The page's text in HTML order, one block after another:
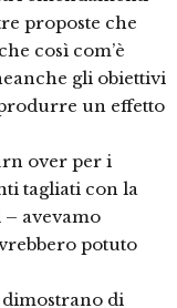
proposte che
così com’è
gli obiettivi
un effetto
over per i
tagliati con la
avevamo
potuto
di